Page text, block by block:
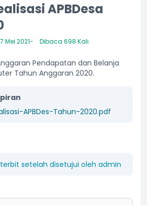
APBDesa
Mei 2021 Dibaca 698 Kali
Pendapatan dan Belanja
Tahun Anggaran 2020.
APBDes-Tahun-2020.pdf
setelah disetujui oleh admin